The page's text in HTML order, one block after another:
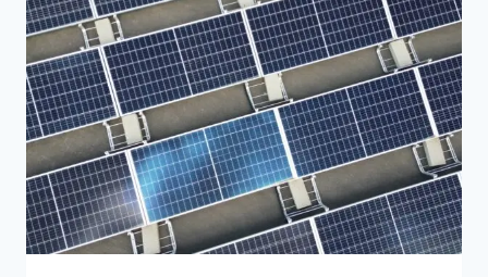
GUÍA
TÉCNICA
PARA
REDUCIR
HASTA
64%
LA
FACTURA
ELÉCTRICA